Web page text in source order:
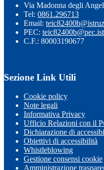
Via Madonna degli
Tel: 0861.296713
Email:
PEC:
C.F.: 80003190677
Sezione Link Utili
Cookie policy
Note legali
Informativa Privacy
Ufficio Relazioni con il
Dichiarazione di
Obiettivi di accessibilità
Whistleblowing
Gestione consensi cookie
Amministrazione